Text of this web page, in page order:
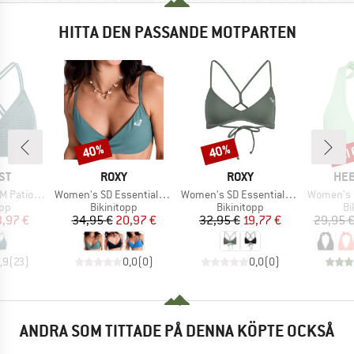
HITTA DEN PASSANDE MOTPARTEN
Triangle
pris
€
(23)
VARUMÄRKE
ROXY
Produkter
Women's SD Essentials Wrap Bra
Produktgrupp
Bikinitopp
Pris
34,95 €Reducerat pris
20,97 €
0,0(0)
Rabatt
40%
VARUMÄRKE
ROXY
Produkter
Women's SD Essentials Athletic Tri
Produktgrupp
Bikinitopp
Pris
32,95 €Reducerat pris
19,77 €
0,0(0)
Rabatt
40%
Produkter
Women's
29,95 €
ANDRA SOM TITTADE PÅ DENNA KÖPTE OCKSÅ